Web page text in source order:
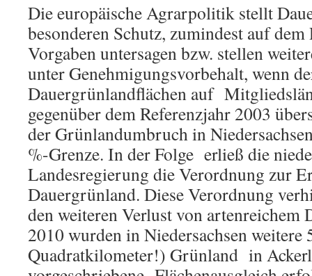
Die europäische Agrarpolitik stellt
besonderen Schutz, zumindest auf
Vorgaben untersagen bzw. stellen
unter Genehmigungsvorbehalt, wenn
Dauergrünlandflächen auf
gegenüber dem Referenzjahr 2003
der Grünlandumbruch in
%-Grenze. In der Folge erließ die
Landesregierung die Verordnung zur
Dauergrünland. Diese Verordnung
den weiteren Verlust von artenreichem
2010 wurden in Niedersachsen
Quadratkilometer!) Grünland in